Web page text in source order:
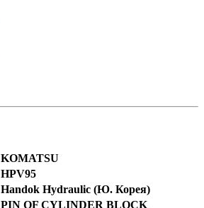
KOMATSU
HPV95
Handok Hydraulic (Ю. Корея)
PIN OF CYLINDER BLOCK